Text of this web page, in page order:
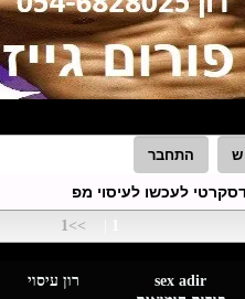
לעכשו לעיסוי מפ
>>1
sex adir רון עיסוי